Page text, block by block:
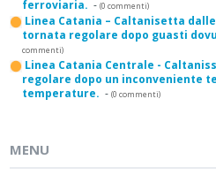
ferroviaria. - (0 commenti)
Linea Catania – Caltanisetta
tornata regolare dopo guasti
commenti)
Linea Catania Centrale -
regolare dopo un inconveniente
temperature. - (0 commenti)
MENU